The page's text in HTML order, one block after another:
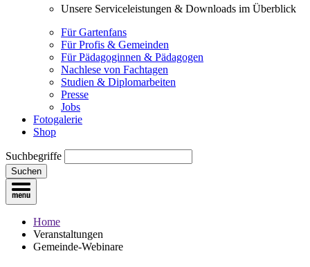
Unsere Serviceleistungen & Downloads im Überblick
Für Gartenfans
Für Profis & Gemeinden
Für Pädagoginnen & Pädagogen
Nachlese von Fachtagen
Studien & Diplomarbeiten
Presse
Jobs
Fotogalerie
Shop
Suchbegriffe
Suchen
Home
Veranstaltungen
Gemeinde-Webinare